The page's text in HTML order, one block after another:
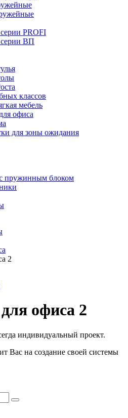
PROFI
серии ВП
классов
мебель
офиса
для зоны ожидания
пружинным блоком
2
офиса 2
индивидуальный проект.
Вас на создание своей системы